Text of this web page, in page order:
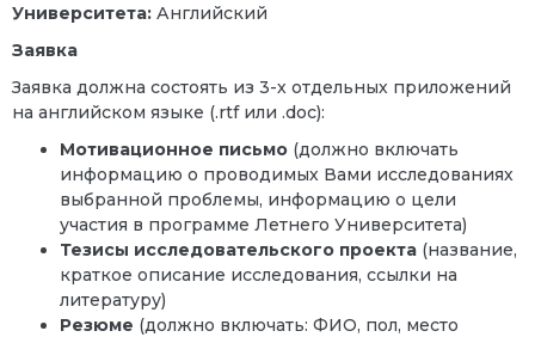
Университета: Английский
Заявка
Заявка должна состоять из 3-х отдельных приложений
на английском языке (.rtf или .doc):
Мотивационное письмо (должно включать
информацию о проводимых Вами исследованиях
выбранной проблемы, информацию о цели
участия в программе Летнего Университета)
Тезисы исследовательского проекта (название,
краткое описание исследования, ссылки на
литературу)
Резюме (должно включать: ФИО, пол, место